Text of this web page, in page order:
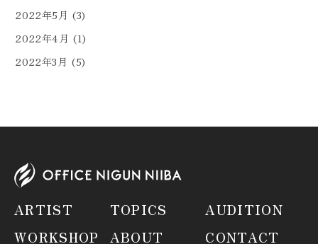
2022年5月 (3)
2022年4月 (1)
2022年3月 (5)
ARTIST TOPICS
AUDITION
WORKSHOP
ABOUT CONTACT